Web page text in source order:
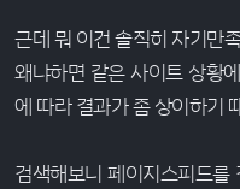
근데 뭐 이건 솔직히 자기만
왜냐하면 같은 사이트 상황
에 따라 결과가 좀 상이하기
검색해보니 페이지스피드